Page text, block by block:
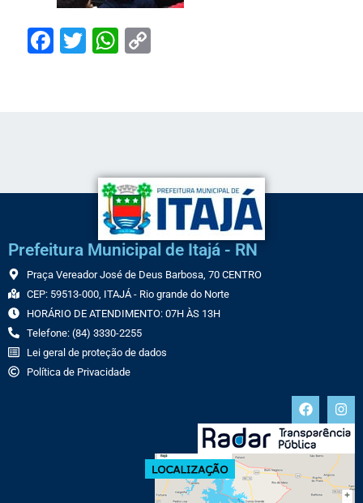
Facebook
TwitterWhatsApp
Prefeitura Municipal de Itajá - RN
Praça Vereador José de Deus Barbosa, 70 CENTRO
CEP: 59513-000, ITAJÁ - Rio grande do Norte
HORÁRIO DE ATENDIMENTO: 07H ÀS 13H
Telefone: (84) 3330-2255
Lei geral de proteção de dados
Política de Privacidade